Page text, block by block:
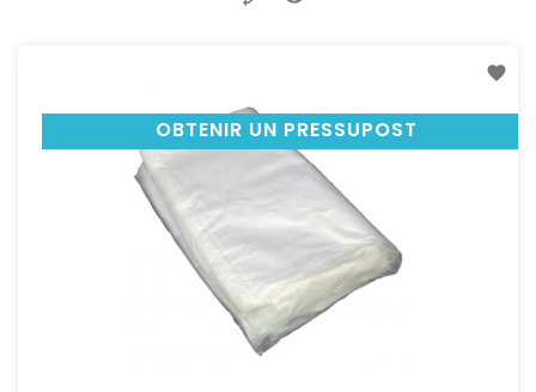
OBTENIR UN PRESSUPOST